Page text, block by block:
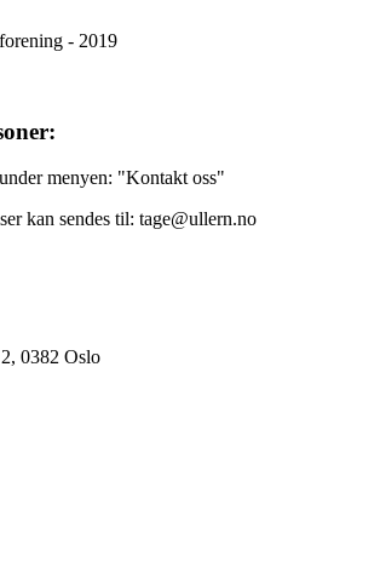
- 2019
menyen: "Kontakt oss"
kan sendes til: tage@ullern.no
0382 Oslo